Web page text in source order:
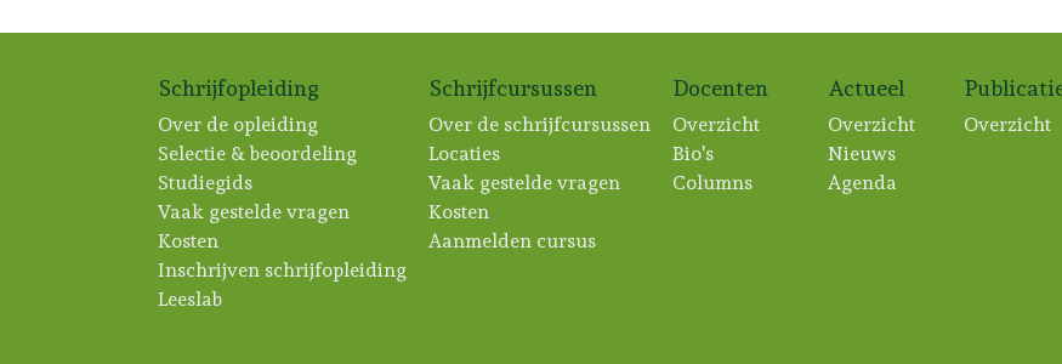
Schrijfopleiding
Over de opleiding
Selectie & beoordeling
Studiegids
Vaak gestelde vragen
Kosten
Inschrijven schrijfopleiding
Leeslab
Schrijfcursussen
Over de schrijfcursussen
Locaties
Vaak gestelde vragen
Kosten
Aanmelden cursus
Docenten
Overzicht
Bio's
Columns
Actueel
Overzicht
Nieuws
Agenda
Overzicht